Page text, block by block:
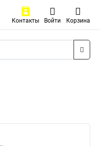
Контакты Войти Корзина